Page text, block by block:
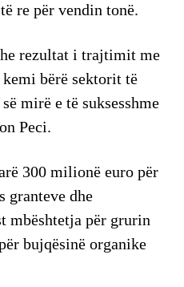
re për vendin tonë.
rezultat i trajtimit me
bërë sektorit të
mirë e të suksesshme
Peci.
300 milionë euro për
granteve dhe
mbështetja për grurin
bujqësinë organike